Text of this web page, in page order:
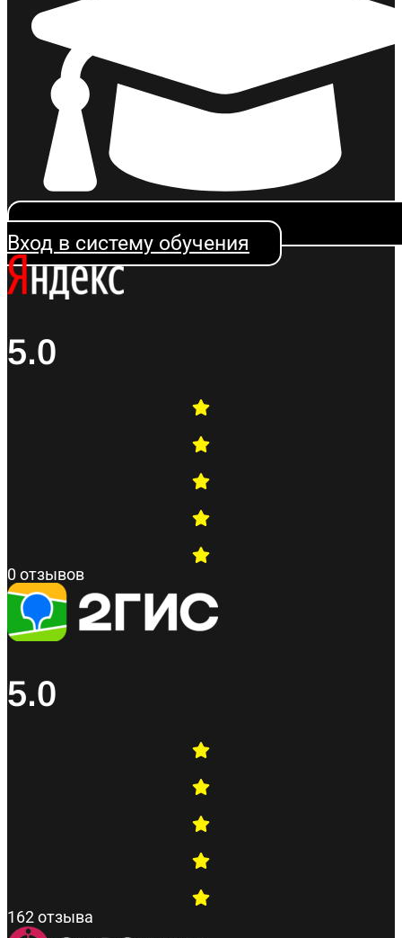
Вход в систему обучения
5.0
0 отзывов
5.0
162 отзыва